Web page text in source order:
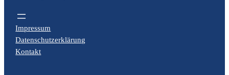
Impressum
Datenschutzerklärung
Kontakt